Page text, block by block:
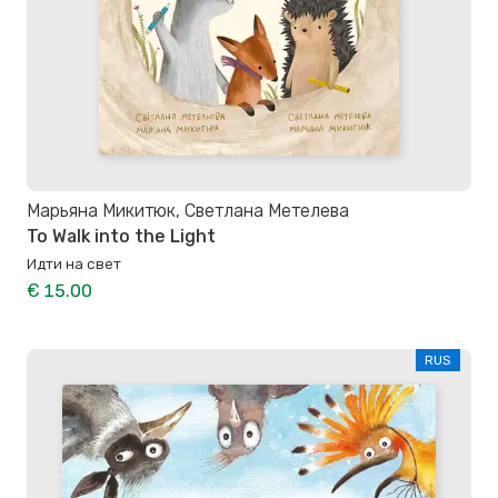
Марьяна Микитюк, Светлана Метелева
To Walk into the Light
Идти на свет
€ 15.00
RUS